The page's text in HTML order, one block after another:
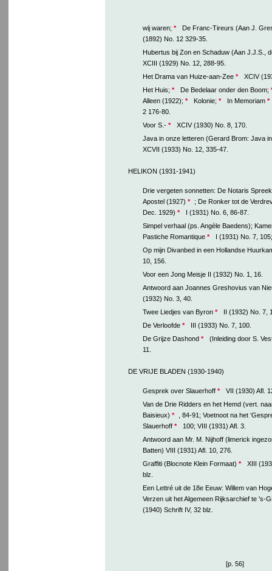
wij waren; *
De Franc-Tireurs (Aan J.
(1892) No. 12 329-35.
Hubertus bij Zon en Schaduw (Aan J.J.S.,
XCIII (1929) No. 12, 288-95.
Het Drama van Huize-aan-Zee *
XCIV
Het Huis; * De Bedelaar onder den Boom;
Alleen (1922); * Kolonie; * In Memoriam *
2 176-80.
Voor S.- *
XCIV (1930) No. 8, 170.
Java in onze letteren (Gerard Brom: Java
XCVII (1933) No. 12, 335-47.
HELIKON (1931-1941)
Drie vergeten sonnetten: De Notaris
Apostel (1927) *
; De Ronker tot de
Dec. 1929) *
I (1931) No. 6, 86-87.
Simpel verhaal (ps. Angèle Baedens);
Pastiche Romantique *
I (1931) No. 7,
Op mijn Divanbed in een Hollandse
10, 156.
Voor een Jong Meisje II (1932) No. 1, 16.
Antwoord aan Joannes Greshovius van
(1932) No. 3, 40.
Twee Liedjes van Byron *
II (1932) No. 7,
De Verloofde *
III (1933) No. 7, 100.
De Grijze Dashond *
(Inleiding door S.
11.
DE VRIJE BLADEN (1930-1940)
Gesprek over Slauerhoff *
VII (1930) Afl.
Van de Drie Ridders en het Hemd (vert.
Baisieux) *
, 84-91; Voetnoot na het
Slauerhoff *
100; VIII (1931) Afl. 3.
Antwoord aan Mr. M. Nijhoff (limerick
Batten) VIII (1931) Afl. 10, 276.
Graffiti (Blocnote Klein Formaat) *
XIII
blz.
Een Lettré uit de 18e Eeuw: Willem van
Verzen uit het Algemeen Rijksarchief te 's-
(1940) Schrift IV, 32 blz.
[p. 56]